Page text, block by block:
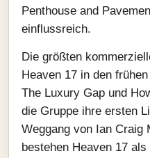
Penthouse and
einflussreich.
Die größten
Heaven 17 in den
The Luxury Gap und
die Gruppe ihre ersten
Weggang von Ian Craig
bestehen Heaven 17